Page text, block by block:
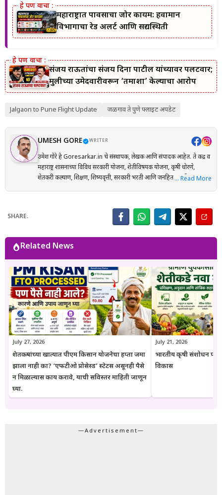
महाराष्ट्रात पावसाचा जोर कायम: हवामान
विभागाचा रेड अलर्ट आणि सद्यस्थिती
संजय राऊतांचा संजय दिना पाटील यांच्यावर पलटवार;
मुलीच्या उमेदवारीवरून ‘तमाशा’ केल्याचा आरोप
Jalgaon to Pune Flight Update जळगाव ते पुणे फ्लाइट अपडेट
UMESH GORE WRITER
उमेश गोरे हे Goresarkar.in चे संस्थापक, लेखक आणि संपादक आहेत. ते केंद्र व
महाराष्ट्र शासनाच्या विविध सरकारी योजना, शेतीविषयक योजना, कृषी धोरणे,
शेतकरी कल्याण, शिक्षण, शिष्यवृत्ती, सरकारी भरती आणि जनहिताच्या विषयांवर
आणि संबंधित अधिकृत स्रोतांचा संदर्भ घेऊन माहितीची पडताळणी केली जाते.
वाचकांना अर्ज प्रक्रिया, पात्रता, आवश्यक कागदपत्रे, लाभ, अंतिम मुदत आणि
भर असतो. Goresarkar.in चा उद्देश महाराष्ट्रातील शेतकरी, विद्यार्थी, महिला,
युवक आणि सर्वसामान्य नागरिकांपर्यंत विश्वासार्ह, अद्ययावत आणि उपयुक्त माहिती
पोहोचवणे हा आहे. प्रकाशित माहिती वेळोवेळी अद्ययावत ठेवण्याचा प्रयत्न केला
जातो. अधिकृत निर्णयामध्ये बदल झाल्यास संबंधित लेख देखील अद्ययावत करण्यात
येतात. या संकेतस्थळावरील माहिती ही केवळ जनजागृती आणि मार्गदर्शनाच्या
उद्देशाने प्रकाशित केली जाते. कोणत्याही सरकारी योजनेसाठी अर्ज करण्यापूर्वी
संबंधित विभागाच्या अधिकृत संकेतस्थळावरील माहिती, नियम आणि अटींची
पडताळणी करण्याचा सल्ला दिला जातो.
… Read More
SHARE.
Related News
July 27, 2026
शेतकऱ्यांच्या खात्यात पीएम किसान योजनेचा हप्ता जमा
झाला नाही का? ‘एफटीओ प्रोसेस्ड’ स्टेटस असूनही पैसे
न मिळाल्यास काय करावे, याची सविस्तर माहिती जाणून
घ्या.
July 21, 2026
भारतीय कृषी संशोधन
विकास
—Advertisement—